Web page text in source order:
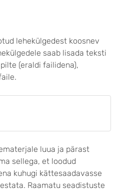
lehekülgedest koosnev
saab lisada teksti
(eraldi failidena),
luua ja pärast
sellega, et loodud
kuhugi kättesaadavasse
Raamatu seadistuste